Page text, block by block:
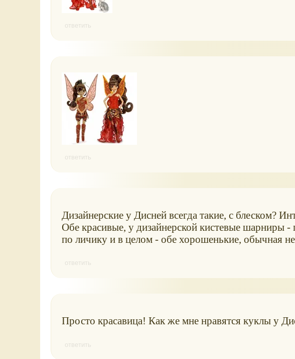
ответить
ответить
Дизайнерские у Дисней всегда такие, с блеском?
Обе красивые, у дизайнерской кистевые шарниры
по личику и в целом - обе хорошенькие, обычная не
ответить
Просто красавица! Как же мне нравятся куклы у
ответить